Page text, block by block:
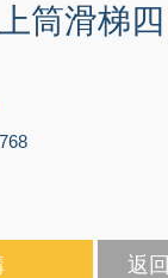
筒滑梯四
返回